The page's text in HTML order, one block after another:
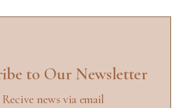
to Our Newsletter
Recive news via email